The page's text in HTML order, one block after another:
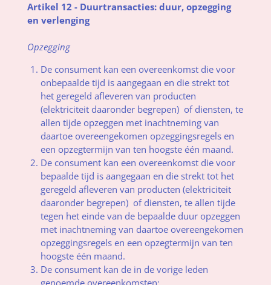
Artikel 12 - Duurtransacties: duur, opzegging
en verlenging
Opzegging
De consument kan een overeenkomst die voor
onbepaalde tijd is aangegaan en die strekt tot
het geregeld afleveren van producten
(elektriciteit daaronder begrepen) of diensten, te
allen tijde opzeggen met inachtneming van
daartoe overeengekomen opzeggingsregels en
een opzegtermijn van ten hoogste één maand.
De consument kan een overeenkomst die voor
bepaalde tijd is aangegaan en die strekt tot het
geregeld afleveren van producten (elektriciteit
daaronder begrepen) of diensten, te allen tijde
tegen het einde van de bepaalde duur opzeggen
met inachtneming van daartoe overeengekomen
opzeggingsregels en een opzegtermijn van ten
hoogste één maand.
De consument kan de in de vorige leden
genoemde overeenkomsten: